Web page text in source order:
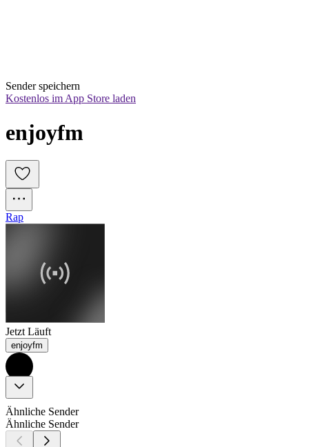
Sender speichern
Kostenlos im App Store laden
enjoyfm
Rap
Jetzt Läuft
enjoyfm
Ähnliche Sender
Ähnliche Sender